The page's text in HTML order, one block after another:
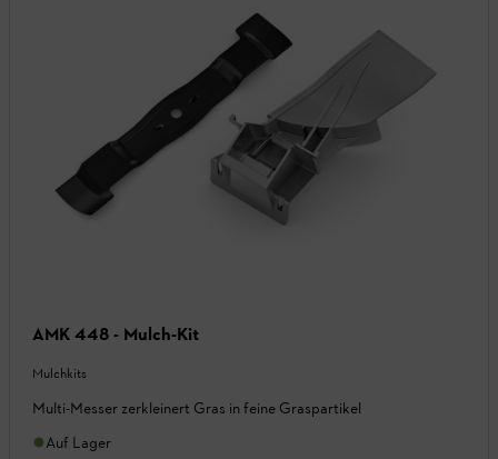
AMK 448 - Mulch-Kit
Mulchkits
Multi-Messer zerkleinert Gras in feine Graspartikel
Auf Lager